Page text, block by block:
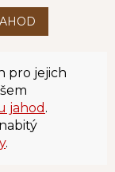
pro jejich
jahod .
.